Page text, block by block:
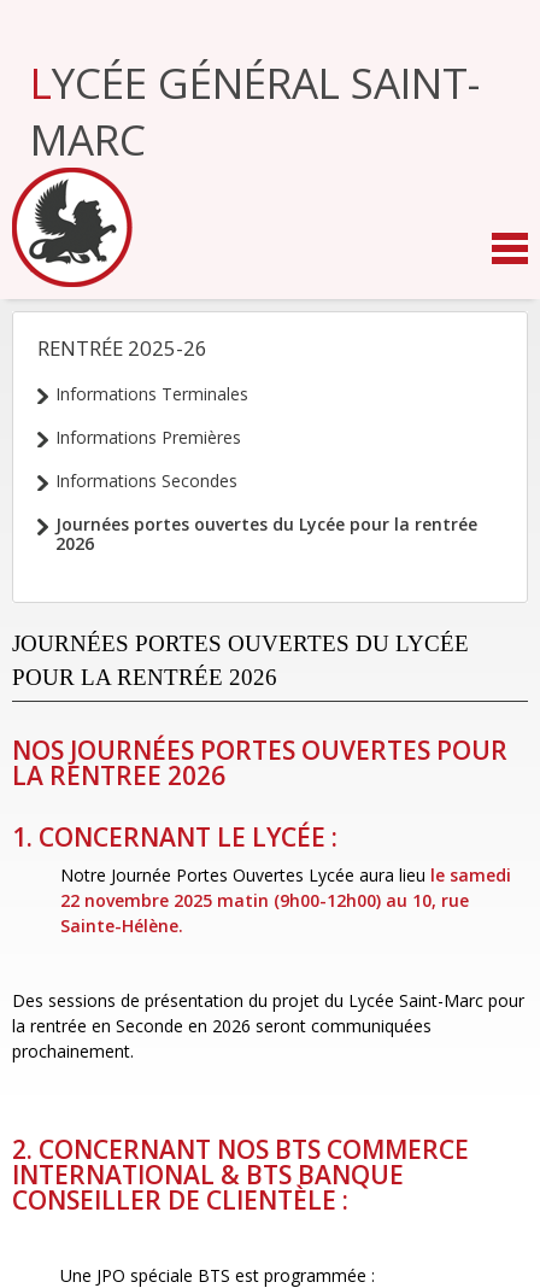
navigation
LYCÉE GÉNÉRAL SAINT-
MARC
NAVIGATION
RENTRÉE 2025-26
Informations Terminales
Informations Premières
Informations Secondes
Journées portes ouvertes du Lycée pour la rentrée
2026
JOURNÉES PORTES OUVERTES DU LYCÉE
POUR LA RENTRÉE 2026
NOS JOURNÉES PORTES OUVERTES POUR
LA RENTREE 2026
1. CONCERNANT LE LYCÉE :
Notre Journée Portes Ouvertes Lycée aura lieu le samedi
22 novembre 2025 matin (9h00-12h00) au 10, rue
Sainte-Hélène.
Des sessions de présentation du projet du Lycée Saint-Marc pour
la rentrée en Seconde en 2026 seront communiquées
prochainement.
2. CONCERNANT NOS BTS COMMERCE
INTERNATIONAL & BTS BANQUE
CONSEILLER DE CLIENTÈLE :
Une JPO spéciale BTS est programmée :